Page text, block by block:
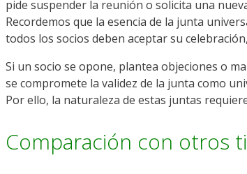
pide suspender la reunión o solicita una
Recordemos que la esencia de la junta
todos los socios deben aceptar su
Si un socio se opone, plantea objeciones o
se compromete la validez de la junta como
Por ello, la naturaleza de estas juntas
Comparación con otros